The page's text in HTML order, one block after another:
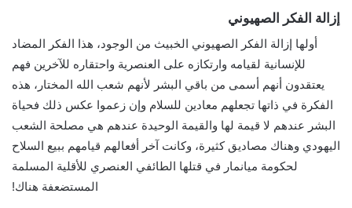
إزالة الفكر الصهيوني
أولها إزالة الفكر الصهيوني الخبيث من الوجود، هذا الفكر المضاد
للإنسانية لقيامه وارتكازه على العنصرية واحتقاره للآخرين فهم
يعتقدون أنهم أسمى من باقي البشر لأنهم شعب الله المختار، هذه
الفكرة في ذاتها تجعلهم معادين للسلام وإن زعموا عكس ذلك فحياة
البشر عندهم لا قيمة لها والقيمة الوحيدة عندهم هي مصلحة الشعب
اليهودي وهناك مصاديق كثيرة، وكانت آخر أفعالهم قيامهم ببيع السلاح
لحكومة ميانمار في قتلها الطائفي العنصري للأقلية المسلمة
المستضعفة هناك!